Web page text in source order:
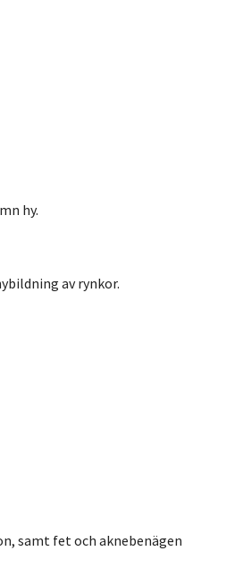
hy.
av rynkor.
samt fet och aknebenägen